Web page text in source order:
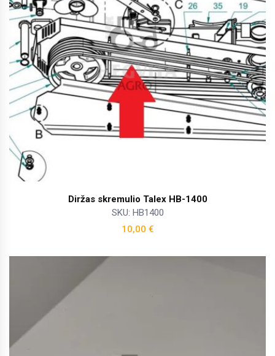
Diržas skremulio Talex HB-1400
SKU: HB1400
10,00 €